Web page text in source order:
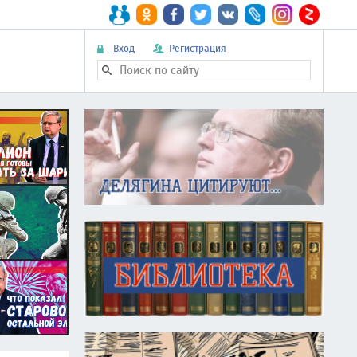
Вход Регистрация